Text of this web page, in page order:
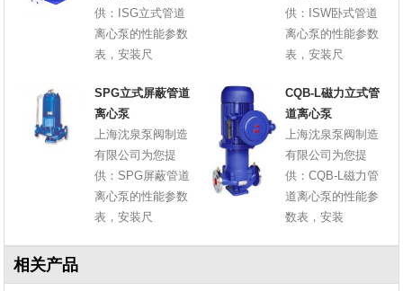
供：ISG立式管道
离心泵的性能参数
表，安装尺
供：ISW卧式管道
离心泵的性能参数
表，安装尺
SPG立式屏蔽管道
离心泵
上海沈泉泵阀制造
有限公司为您提
供：SPG屏蔽管道
离心泵的性能参数
表，安装尺
CQB-L磁力立式管
道离心泵
上海沈泉泵阀制造
有限公司为您提
供：CQB-L磁力管
道离心泵的性能参
数表，安装
相关产品